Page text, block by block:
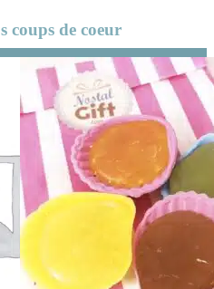
Merry
Christmouse
coups de coeur